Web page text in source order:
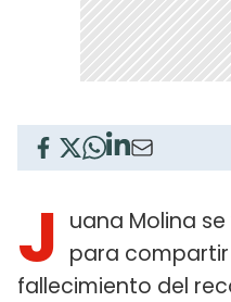
J uana Molina
para
fallecimiento del